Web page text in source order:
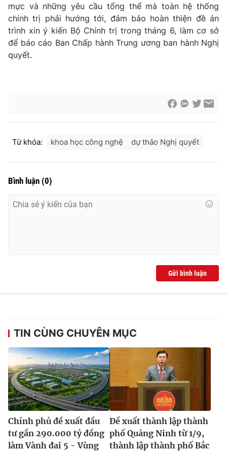
mực và những yêu cầu tổng thể mà toàn hệ thống
chính trị phải hướng tới, đảm bảo hoàn thiện đề án
trình xin ý kiến Bộ Chính trị trong tháng 6, làm cơ sở
để báo cáo Ban Chấp hành Trung ương ban hành Nghị
quyết.
Từ khóa: khoa học công nghệ dự thảo Nghị quyết
Bình luận (0)
Gửi bình luận
TIN CÙNG CHUYÊN MỤC
Chính phủ đề xuất đầu
tư gần 290.000 tỷ đồng
làm Vành đai 5 - Vùng
Đề xuất thành lập thành
phố Quảng Ninh từ 1/9,
thành lập thành phố Bắc